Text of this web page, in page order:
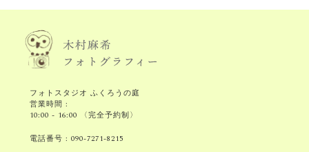
フォトスタジオ ふくろうの庭
営業時間 :
10:00 - 16:00 〈完全予約制〉
電話番号 :090-7271-8215